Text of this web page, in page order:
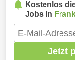
Kostenlos
Jobs in
Jetzt